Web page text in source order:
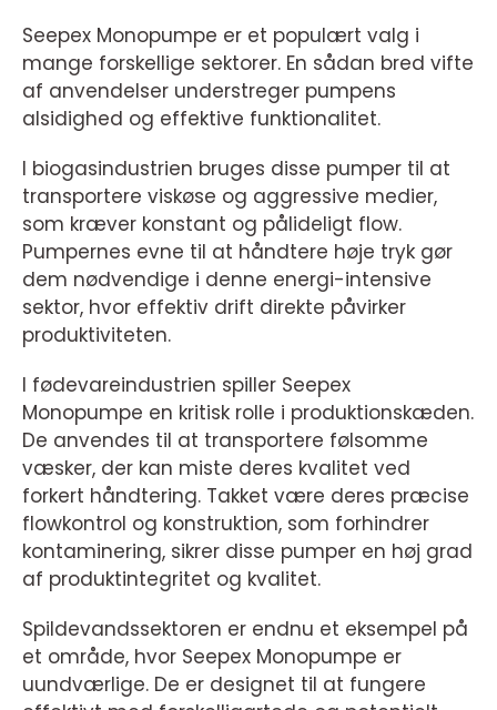
Seepex Monopumpe er et populært valg i
mange forskellige sektorer. En sådan bred vifte
af anvendelser understreger pumpens
alsidighed og effektive funktionalitet.
I biogasindustrien bruges disse pumper til at
transportere viskøse og aggressive medier,
som kræver konstant og pålideligt flow.
Pumpernes evne til at håndtere høje tryk gør
dem nødvendige i denne energi-intensive
sektor, hvor effektiv drift direkte påvirker
produktiviteten.
I fødevareindustrien spiller Seepex
Monopumpe en kritisk rolle i produktionskæden.
De anvendes til at transportere følsomme
væsker, der kan miste deres kvalitet ved
forkert håndtering. Takket være deres præcise
flowkontrol og konstruktion, som forhindrer
kontaminering, sikrer disse pumper en høj grad
af produktintegritet og kvalitet.
Spildevandssektoren er endnu et eksempel på
et område, hvor Seepex Monopumpe er
uundværlige. De er designet til at fungere